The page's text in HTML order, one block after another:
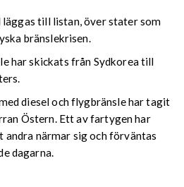
till listan, över stater som
bränslekrisen.
har skickats från Sydkorea till
diesel och flygbränsle har tagit
Östern. Ett av fartygen har
andra närmar sig och förväntas
dagarna.